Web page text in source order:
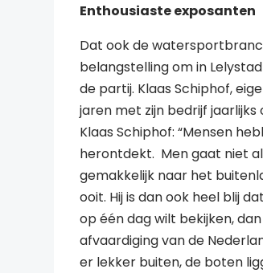
Enthousiaste exposanten
Dat ook de
belangstelling om in
de partij. Klaas Schiphof,
jaren met zijn bedrijf jaarlijks
Klaas Schiphof: “Mensen
herontdekt. Men gaat niet
gemakkelijk naar het
ooit. Hij is dan ook heel blij
op één dag wilt bekijken,
afvaardiging van de
er lekker buiten, de boten